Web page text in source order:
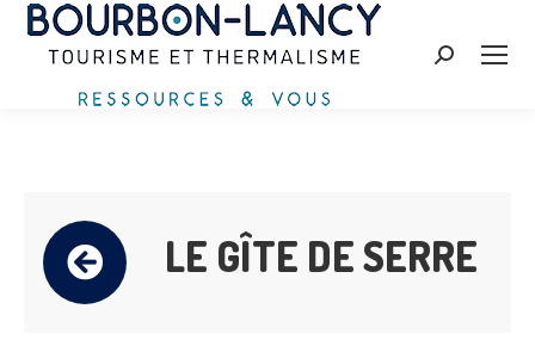
Zoeken:
LE GÎTE DE SERRE